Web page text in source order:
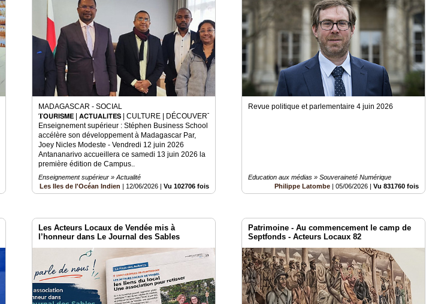
MADAGASCAR - SOCIAL
𝐓𝗢𝗨𝗥𝗜𝗦𝗠𝗘 | 𝗔𝗖𝗧𝗨𝗔𝗟𝗜𝗧𝗘́𝗦 | CULTURE | DÉCOUVERTES | LOISIRS
Enseignement supérieur : Stéphen Business School
accélère son développement à Madagascar Par,
Joey Nicles Modeste - Vendredi 12 juin 2026
Antananarivo accueillera ce samedi 13 juin 2026 la
première édition de Campus..
Enseignement supérieur » Actualité
Les Iles de l'Océan Indien | 12/06/2026 |Vu 102706 fois
Revue politique et parlementaire 4 juin 2026
Education aux médias » Souveraineté Numérique
Philippe Latombe |05/06/2026 |Vu 831760 fois
Les Acteurs Locaux de Vendée mis à
l’honneur dans Le Journal des Sables
Patrimoine - Au commencement le camp de
Septfonds - Acteurs Locaux 82